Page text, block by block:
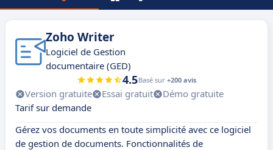
Zoho Writer
Logiciel de Gestion
documentaire (GED)
4.5Basé sur +200 avis
Version gratuite Essai gratuit
Démo gratuite
Tarif sur demande
Gérez vos documents en toute simplicité avec ce logiciel
de gestion de documents. Fonctionnalités de